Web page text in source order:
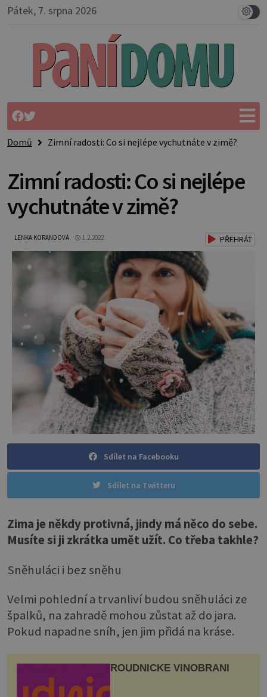
Pátek, 7. srpna 2026
Domů Zimní radosti: Co si nejlépe vychutnáte v zimě?
Zimní radosti: Co si nejlépe
vychutnáte v zimě?
LENKA KORANDOVÁ 1.2.2022 PŘEHRÁT
Sdílet na Facebooku
Sdílet na Twitteru
Zima je někdy protivná, jindy má něco do sebe.
Musíte si ji zkrátka umět užít. Co třeba takhle?
Sněhuláci i bez sněhu
Velmi pohlední a trvanliví budou sněhuláci ze
špalků, na zahradě mohou zůstat až do jara.
Pokud napadne sníh, jen jim přidá na kráse.
ROUDNICKÉ VINOBRANÍ